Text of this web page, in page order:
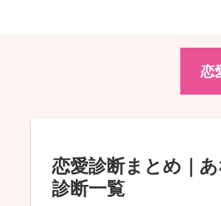
恋
恋愛診断まとめ｜
診断一覧